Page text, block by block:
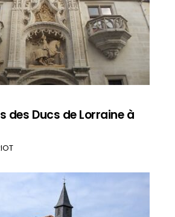
des Ducs de Lorraine à